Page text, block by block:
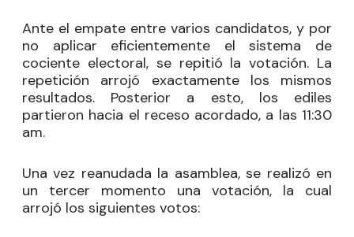
Ante el empate entre varios candidatos, y por
no aplicar eficientemente el sistema de
cociente electoral, se repitió la votación. La
repetición arrojó exactamente los mismos
resultados. Posterior a esto, los ediles
partieron hacia el receso acordado, a las 11:30
am.
Una vez reanudada la asamblea, se realizó en
un tercer momento una votación, la cual
arrojó los siguientes votos: